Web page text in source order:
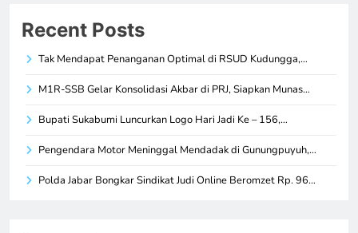
Recent Posts
Tak Mendapat Penanganan Optimal di RSUD Kudungga,…
M1R-SSB Gelar Konsolidasi Akbar di PRJ, Siapkan Munas…
Bupati Sukabumi Luncurkan Logo Hari Jadi Ke – 156,…
Pengendara Motor Meninggal Mendadak di Gunungpuyuh,…
Polda Jabar Bongkar Sindikat Judi Online Beromzet Rp. 96…